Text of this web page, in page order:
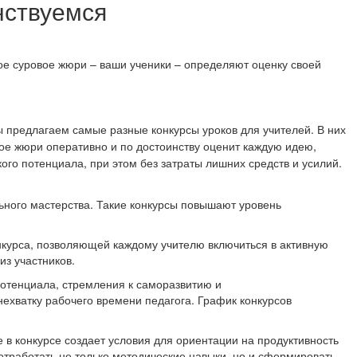
суровое жюри – ваши ученики – определяют оценку своей
самые разные конкурсы уроков для учителей. В них
жюри оперативно и по достоинству оценит каждую идею,
потенциала, при этом без затраты лишних средств и усилий.
мастерства. Такие конкурсы повышают уровень
позволяющей каждому учителю включиться в активную
участников.
стремления к саморазвитию и
рабочего времени педагога. График конкурсов
создает условия для ориентации на продуктивность